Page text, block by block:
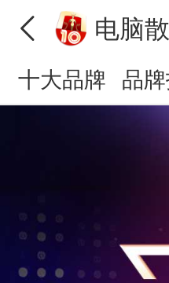
电脑
十大品牌 品